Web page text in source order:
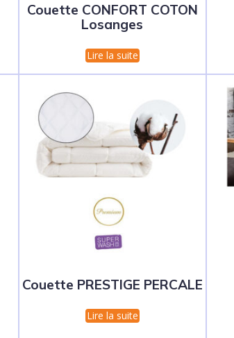
Couette CONFORT COTON
Losanges
Lire la suite
Couette PRESTIGE PERCALE
Lire la suite